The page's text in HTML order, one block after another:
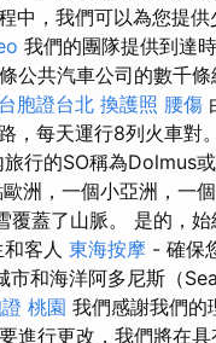
中，我們可以為您提供
我們的團隊提供到達
公共汽車公司的數千
台胞證台北 換護照 腰傷
，每天運行8列火車對。
行的SO稱為Dolmus
洲，一個小亞洲，一
蓋了山脈。 是的，
客人 東海按摩 - 確保
市和海洋阿多尼斯（Sea
桃園 我們感謝我們的
進行更改，我們將在